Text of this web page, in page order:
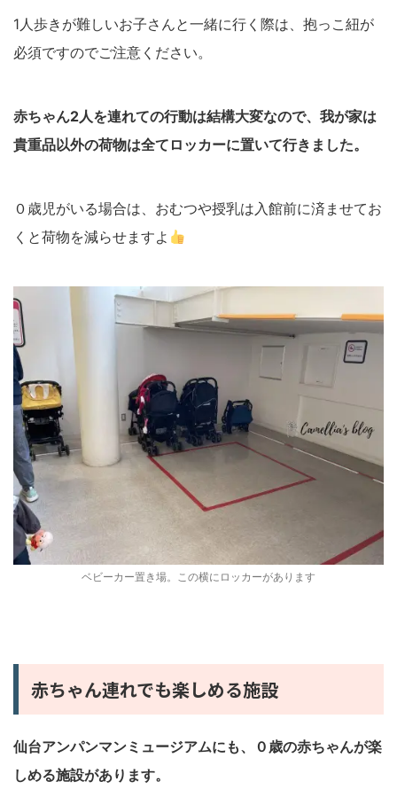
1人歩きが難しいお子さんと一緒に行く際は、抱っこ紐が
必須ですのでご注意ください。
赤ちゃん2人を連れての行動は結構大変なので、我が家は
貴重品以外の荷物は全てロッカーに置いて行きました。
０歳児がいる場合は、おむつや授乳は入館前に済ませてお
くと荷物を減らせますよ
ベビーカー置き場。この横にロッカーがあります
赤ちゃん連れでも楽しめる施設
仙台アンパンマンミュージアムにも、０歳の赤ちゃんが楽
しめる施設があります。